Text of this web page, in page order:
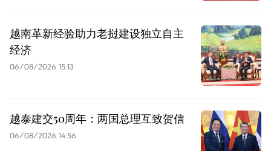
越南革新经验助力老挝建设独立自主
经济
06/08/2026 15:13
越泰建交50周年：两国总理互致贺信
06/08/2026 14:56